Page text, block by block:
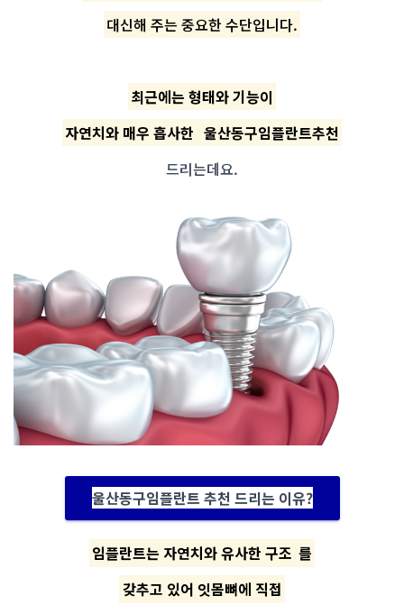
대신해 주는 중요한 수단입니다.
최근에는 형태와 기능이
자연치와 매우 흡사한 울산동구임플란트추천
드리는데요.
울산동구임플란트 추천 드리는 이유?
임플란트는 자연치와 유사한 구조 를
갖추고 있어 잇몸뼈에 직접